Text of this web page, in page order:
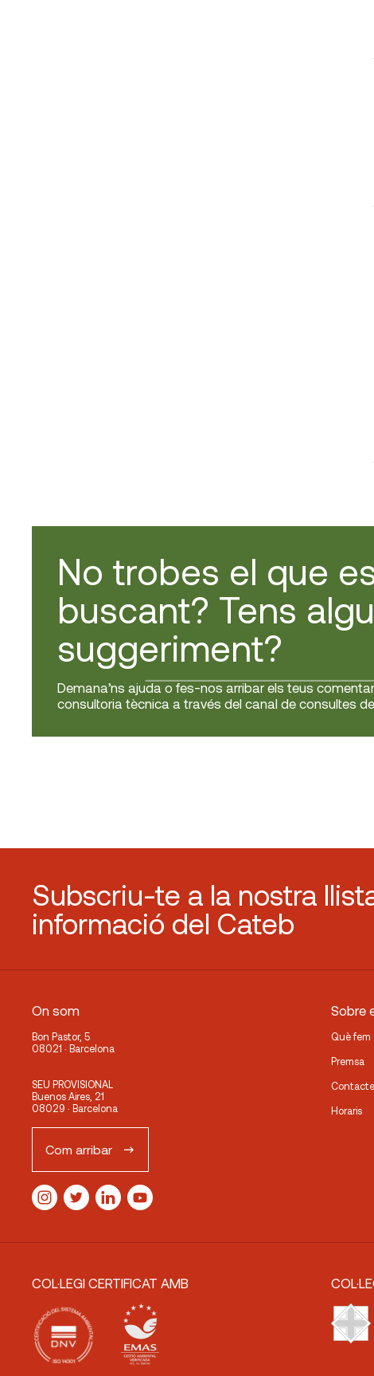
No trobes el que
buscant? Tens
suggeriment?
Demana’ns ajuda o fes-nos arribar els teus
consultoria tècnica a través del canal de consultes de
Subscriu-te a la nostra
informació del Cateb
On som
Bon Pastor, 5
08021 · Barcelona
SEU PROVISIONAL
Buenos Aires, 21
08029 · Barcelona
Com arribar
Sobre
Què fem
Premsa
Contacte
Horaris
COL·LEGI CERTIFICAT AMB